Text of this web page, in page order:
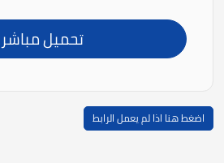
تحميل مباشر
اضغط هنا اذا لم يعمل الرابط